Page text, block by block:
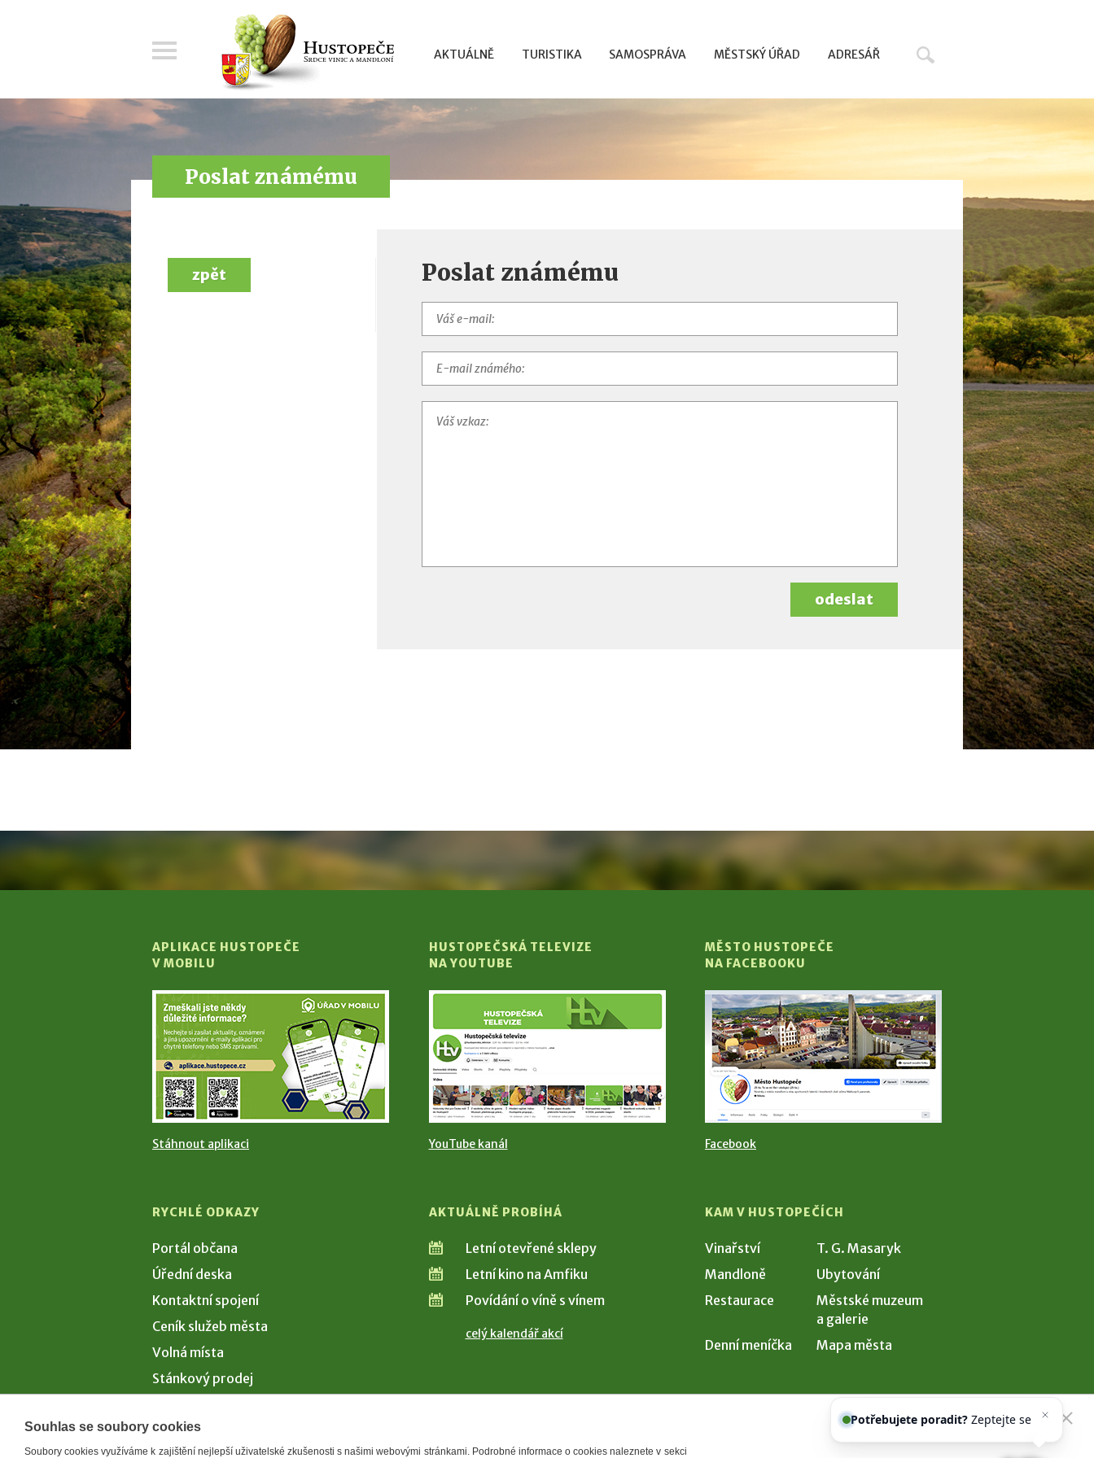
AKTUÁLNĚ TURISTIKA SAMOSPRÁVA MĚSTSKÝ ÚŘAD ADRESÁŘ
Poslat známému
Poslat známému
odeslat
zpět
APLIKACE HUSTOPEČE
V MOBILU
Stáhnout aplikaci
HUSTOPEČSKÁ TELEVIZE
NA YOUTUBE
YouTube kanál
MĚSTO HUSTOPEČE
NA FACEBOOKU
Facebook
RYCHLÉ ODKAZY
Portál občana
Úřední deska
Kontaktní spojení
Ceník služeb města
Volná místa
Stánkový prodej
AKTUÁLNĚ PROBÍHÁ
Letní otevřené sklepy
Letní kino na Amfiku
Povídání o víně s vínem
celý kalendář akcí
KAM V HUSTOPEČÍCH
Vinařství
T. G. Masaryk
Mandloně
Ubytování
Restaurace
Městské muzeum
a galerie
Denní meníčka
Mapa města
Souhlas se soubory cookies
Soubory cookies využíváme k zajištění nejlepší uživatelské zkušenosti s našimi webovými stránkami. Podrobné informace o cookies naleznete v sekci
našeho asistentaChe